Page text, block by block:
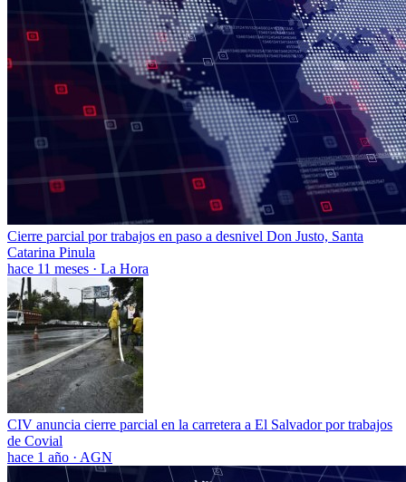
Cierre parcial por trabajos en paso a desnivel Don Justo, Santa
Catarina Pinula
hace 11 meses · La Hora
CIV anuncia cierre parcial en la carretera a El Salvador por trabajos
de Covial
hace 1 año · AGN